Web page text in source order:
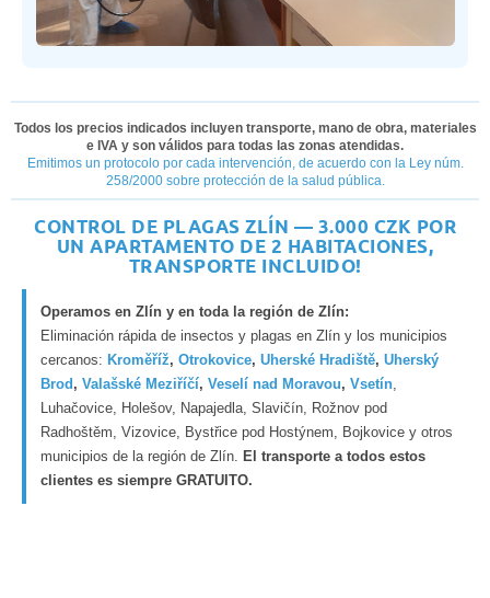
Todos los precios indicados incluyen transporte, mano de obra, materiales
e IVA y son válidos para todas las zonas atendidas.
Emitimos un protocolo por cada intervención, de acuerdo con la Ley núm.
258/2000 sobre protección de la salud pública.
CONTROL DE PLAGAS ZLÍN — 3.000 CZK POR
UN APARTAMENTO DE 2 HABITACIONES,
TRANSPORTE INCLUIDO!
Operamos en Zlín y en toda la región de Zlín:
Eliminación rápida de insectos y plagas en Zlín y los municipios
cercanos: Kroměříž, Otrokovice, Uherské Hradiště, Uherský
Brod , Valašské Meziříčí, Veselí nad Moravou, Vsetín,
Luhačovice, Holešov, Napajedla, Slavičín, Rožnov pod
Radhoštěm, Vizovice, Bystřice pod Hostýnem, Bojkovice y otros
municipios de la región de Zlín. El transporte a todos estos
clientes es siempre GRATUITO.